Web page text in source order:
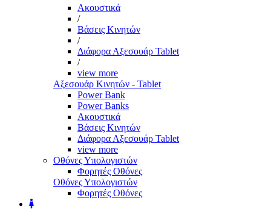
Ακουστικά
/
Βάσεις Κινητών
/
Διάφορα Αξεσουάρ Tablet
/
view more
Αξεσουάρ Κινητών - Tablet
Power Bank
Power Banks
Ακουστικά
Βάσεις Κινητών
Διάφορα Αξεσουάρ Tablet
view more
Οθόνες Υπολογιστών
Φορητές Οθόνες
Οθόνες Υπολογιστών
Φορητές Οθόνες